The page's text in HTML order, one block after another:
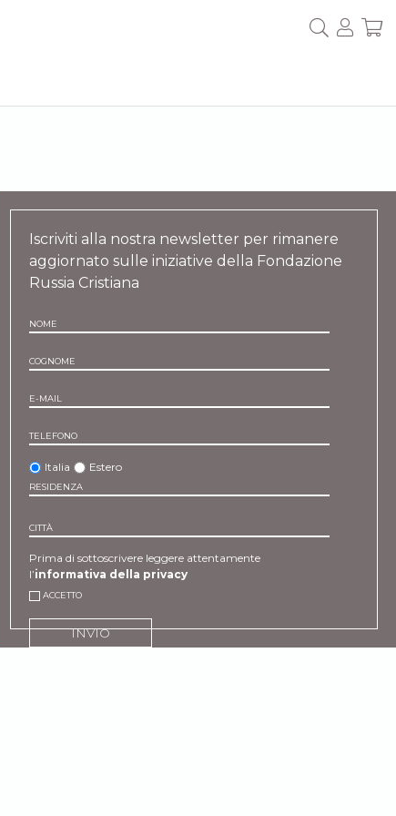
Iscriviti alla nostra newsletter per rimanere
aggiornato sulle iniziative della Fondazione
Russia Cristiana
NOME
COGNOME
E-MAIL
TELEFONO
Italia Estero
RESIDENZA
CITTÀ
Prima di sottoscrivere leggere attentamente
l’informativa della privacy
ACCETTO
INVIO